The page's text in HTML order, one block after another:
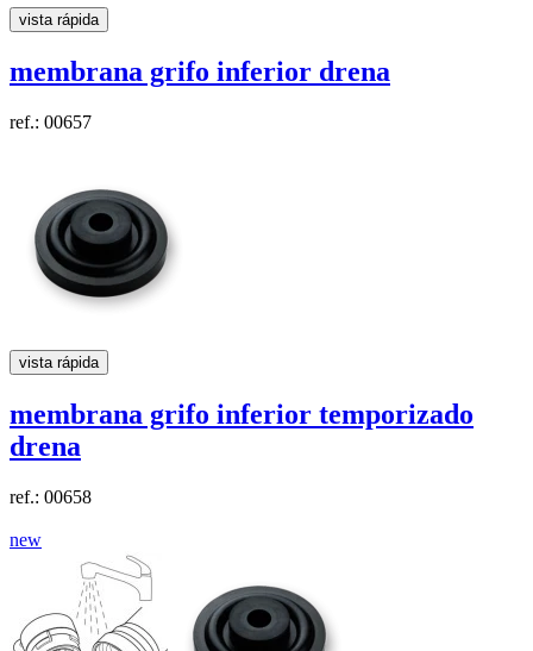
vista rápida
membrana grifo inferior drena
ref.: 00657
vista rápida
membrana grifo inferior temporizado
drena
ref.: 00658
new